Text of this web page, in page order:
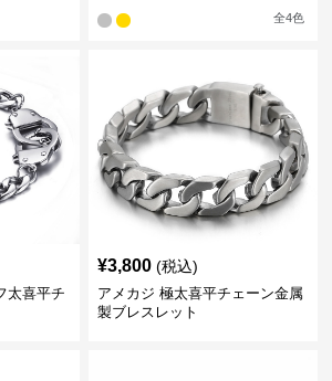
全4色
太喜平チ
¥3,800 (税込)
アメカジ 極太喜平チェーン金属
製ブレスレット